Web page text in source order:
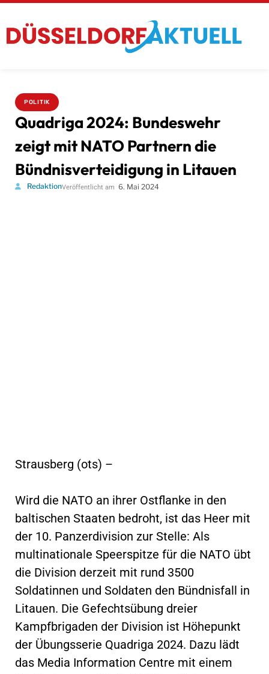
POLITIK
Quadriga 2024: Bundeswehr
zeigt mit NATO Partnern die
Bündnisverteidigung in Litauen
RedaktionVeröffentlicht am 6. Mai 2024
Strausberg (ots) –
Wird die NATO an ihrer Ostflanke in den
baltischen Staaten bedroht, ist das Heer mit
der 10. Panzerdivision zur Stelle: Als
multinationale Speerspitze für die NATO übt
die Division derzeit mit rund 3500
Soldatinnen und Soldaten den Bündnisfall in
Litauen. Die Gefechtsübung dreier
Kampfbrigaden der Division ist Höhepunkt
der Übungsserie Quadriga 2024. Dazu lädt
das Media Information Centre mit einem